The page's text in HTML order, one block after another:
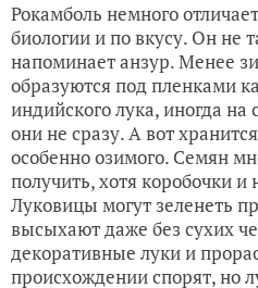
Рокамболь немного
биологии и по вкусу. Он не
напоминает анзур. Менее
образуются под пленками
индийского лука, иногда на
они не сразу. А вот
особенно озимого. Семян
получить, хотя коробочки и
Луковицы могут зеленеть
высыхают даже без сухих
декоративные луки и
происхождении спорят, но